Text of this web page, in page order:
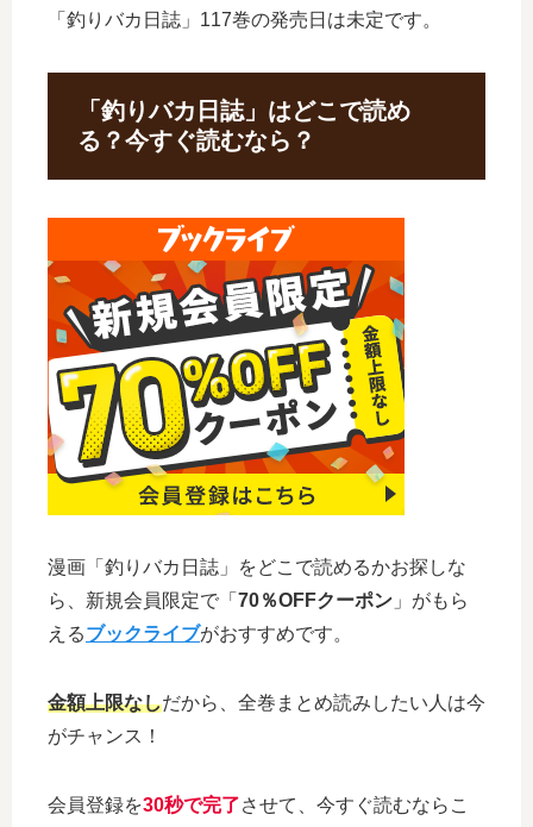
「釣りバカ日誌」117巻の発売日は未定です。
「釣りバカ日誌」はどこで読め
る？今すぐ読むなら？
漫画「釣りバカ日誌」をどこで読めるかお探しな
ら、新規会員限定で「 70％OFFクーポン 」がもら
えるブックライブがおすすめです。
金額上限なしだから、全巻まとめ読みしたい人は今
がチャンス！
会員登録を30秒で完了させて、今すぐ読むならこ